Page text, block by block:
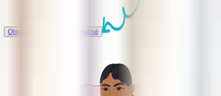
Obtenir un soutien personnalisé